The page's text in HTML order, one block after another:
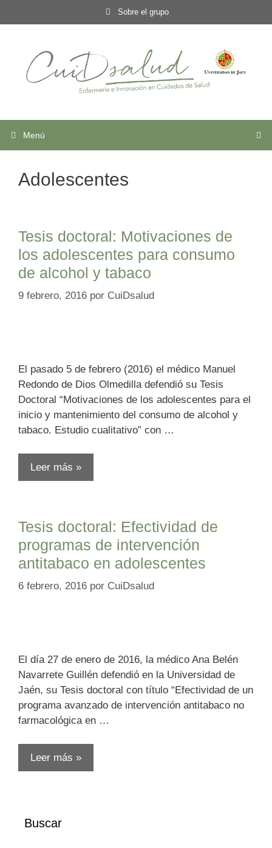
al
Sobre el grupo
Menú
Adolescentes
Tesis doctoral: Motivaciones de
los adolescentes para consumo
de alcohol y tabaco
9 febrero, 2016 por CuiDsalud
El pasado 5 de febrero (2016) el médico Manuel
Redondo de Dios Olmedilla defendió su Tesis
Doctoral “Motivaciones de los adolescentes para el
inicio y mantenimiento del consumo de alcohol y
tabaco. Estudio cualitativo” con …
Leer más »
Tesis doctoral: Efectividad de
programas de intervención
antitabaco en adolescentes
6 febrero, 2016 por CuiDsalud
El día 27 de enero de 2016, la médico Ana Belén
Navarrete Guillén defendió en la Universidad de
Jaén, su Tesis doctoral con título “Efectividad de un
programa avanzado de intervención antitabaco no
farmacológica en …
Leer más »
Buscar